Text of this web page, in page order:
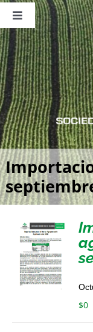
Saltar
contenido
Toggle
Navigation
Nosotros
Publicaciones
Sala de Prensa
Eventos
$0